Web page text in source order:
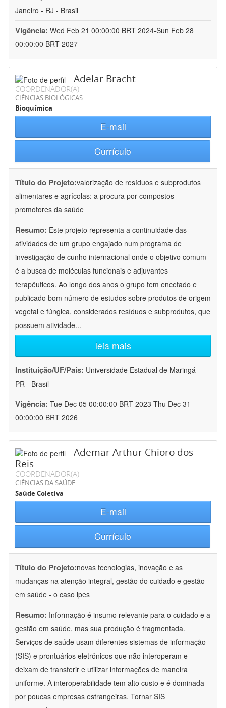
Janeiro - RJ - Brasil
Vigência: Wed Feb 21 00:00:00 BRT 2024-Sun Feb 28
00:00:00 BRT 2027
Adelar Bracht
COORDENADOR(A)
CIÊNCIAS BIOLÓGICAS
Bioquímica
E-mail
Currículo
Título do Projeto:valorização de resíduos e subprodutos
alimentares e agrícolas: a procura por compostos
promotores da saúde
Resumo: Este projeto representa a continuidade das
atividades de um grupo engajado num programa de
investigação de cunho internacional onde o objetivo comum
é a busca de moléculas funcionais e adjuvantes
terapêuticos. Ao longo dos anos o grupo tem encetado e
publicado bom número de estudos sobre produtos de origem
vegetal e fúngica, considerados resíduos e subprodutos, que
possuem atividade...
leia mais
Instituição/UF/País: Universidade Estadual de Maringá -
PR - Brasil
Vigência: Tue Dec 05 00:00:00 BRT 2023-Thu Dec 31
00:00:00 BRT 2026
Ademar Arthur Chioro dos
Reis
COORDENADOR(A)
CIÊNCIAS DA SAÚDE
Saúde Coletiva
E-mail
Currículo
Título do Projeto:novas tecnologias, inovação e as
mudanças na atenção integral, gestão do cuidado e gestão
em saúde - o caso ipes
Resumo: Informação é insumo relevante para o cuidado e a
gestão em saúde, mas sua produção é fragmentada.
Serviços de saúde usam diferentes sistemas de informação
(SIS) e prontuários eletrônicos que não interoperam e
deixam de transferir e utilizar informações de maneira
uniforme. A interoperabilidade tem alto custo e é dominada
por poucas empresas estrangeiras. Tornar SIS